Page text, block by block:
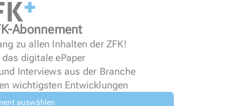
Abonnement
zu allen Inhalten der ZFK!
digitale ePaper
Interviews aus der Branche
wichtigsten Entwicklungen
auswählen